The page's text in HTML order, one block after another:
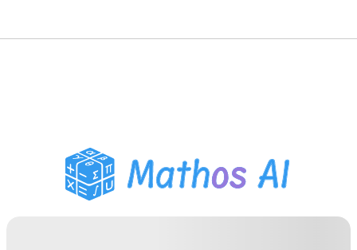
PDF Läxhjälp
Studieverktyg